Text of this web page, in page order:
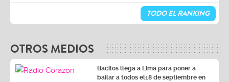
TODO EL RANKING
OTROS MEDIOS
Bacilos llega a Lima para poner a
bailar a todos el18 de septiembre en